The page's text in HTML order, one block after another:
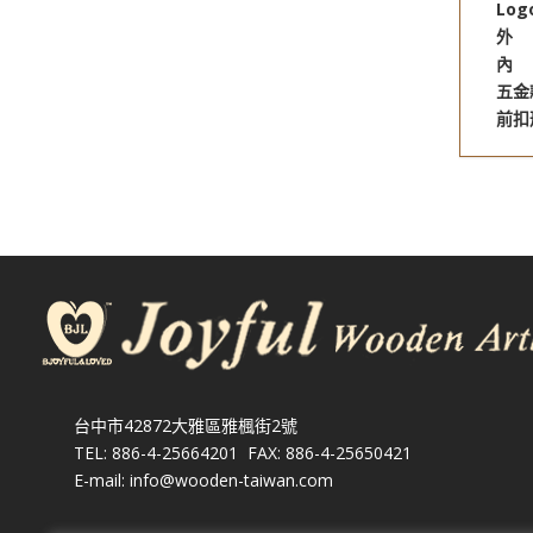
外
內
五
前
台中市42872大雅區雅楓街2號
TEL: 886-4-25664201 FAX: 886-4-25650421
E-mail: info@wooden-taiwan.com